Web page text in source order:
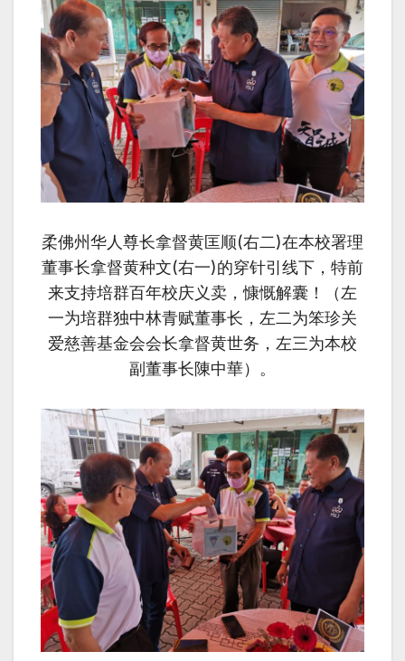
柔佛州华人尊长拿督黄匡顺(右二)在本校署理
董事长拿督黄种文(右一)的穿针引线下，特前
来支持培群百年校庆义卖，慷慨解囊！（左
一为培群独中林青赋董事长，左二为笨珍关
爱慈善基金会会长拿督黄世务，左三为本校
副董事长陳中華）。